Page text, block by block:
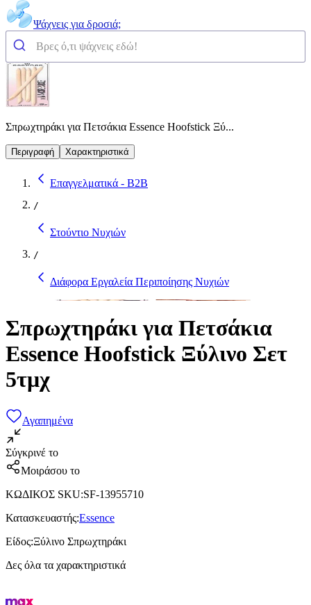
Ψάχνεις για δροσιά;
Σπρωχτηράκι για Πετσάκια Essence Hoofstick Ξύ...
Περιγραφή Χαρακτηριστικά
Επαγγελματικά - B2B
/
Στούντιο Νυχιών
/
Διάφορα Εργαλεία Περιποίησης Νυχιών
Σπρωχτηράκι για Πετσάκια
Essence Hoofstick Ξύλινο Σετ
5τμχ
Αγαπημένα
Σύγκρινέ το
Μοιράσου το
ΚΩΔΙΚΟΣ SKU:SF-13955710
Κατασκευαστής:Essence
Είδος:Ξύλινο Σπρωχτηράκι
Δες όλα τα χαρακτηριστικά